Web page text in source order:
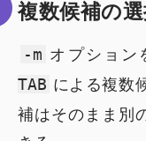
複数候補の
-m オプション
TAB による複数
補はそのまま別